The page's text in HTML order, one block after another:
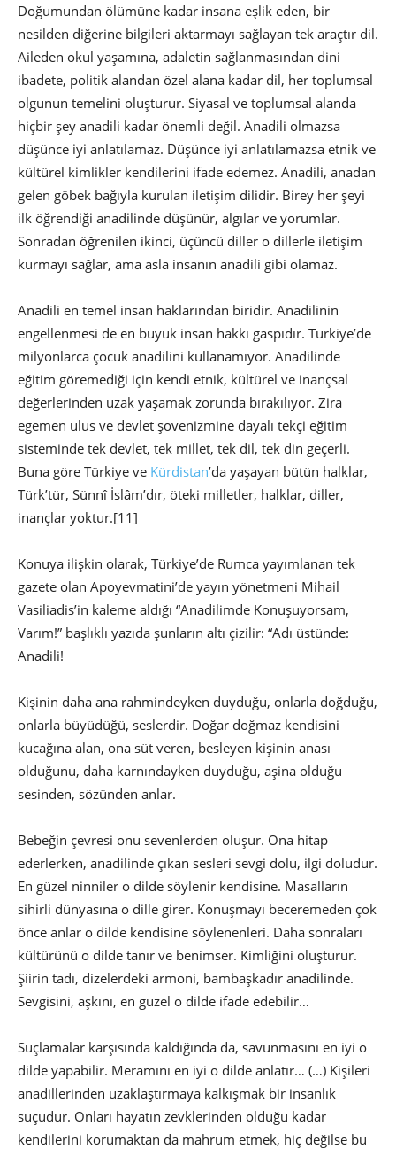
Doğumundan ölümüne kadar insana eşlik eden, bir
nesilden diğerine bilgileri aktarmayı sağlayan tek araçtır dil.
Aileden okul yaşamına, adaletin sağlanmasından dini
ibadete, politik alandan özel alana kadar dil, her toplumsal
olgunun temelini oluşturur. Siyasal ve toplumsal alanda
hiçbir şey anadili kadar önemli değil. Anadili olmazsa
düşünce iyi anlatılamaz. Düşünce iyi anlatılamazsa etnik ve
kültürel kimlikler kendilerini ifade edemez. Anadili, anadan
gelen göbek bağıyla kurulan iletişim dilidir. Birey her şeyi
ilk öğrendiği anadilinde düşünür, algılar ve yorumlar.
Sonradan öğrenilen ikinci, üçüncü diller o dillerle iletişim
kurmayı sağlar, ama asla insanın anadili gibi olamaz.
Anadili en temel insan haklarından biridir. Anadilinin
engellenmesi de en büyük insan hakkı gaspıdır. Türkiye’de
milyonlarca çocuk anadilini kullanamıyor. Anadilinde
eğitim göremediği için kendi etnik, kültürel ve inançsal
değerlerinden uzak yaşamak zorunda bırakılıyor. Zira
egemen ulus ve devlet şovenizmine dayalı tekçi eğitim
sisteminde tek devlet, tek millet, tek dil, tek din geçerli.
Buna göre Türkiye ve Kürdistan’da yaşayan bütün halklar,
Türk’tür, Sünnî İslâm’dır, öteki milletler, halklar, diller,
inançlar yoktur.[11]
Konuya ilişkin olarak, Türkiye’de Rumca yayımlanan tek
gazete olan Apoyevmatini’de yayın yönetmeni Mihail
Vasiliadis’in kaleme aldığı “Anadilimde Konuşuyorsam,
Varım!” başlıklı yazıda şunların altı çizilir: “Adı üstünde:
Anadili!
Kişinin daha ana rahmindeyken duyduğu, onlarla doğduğu,
onlarla büyüdüğü, seslerdir. Doğar doğmaz kendisini
kucağına alan, ona süt veren, besleyen kişinin anası
olduğunu, daha karnındayken duyduğu, aşina olduğu
sesinden, sözünden anlar.
Bebeğin çevresi onu sevenlerden oluşur. Ona hitap
ederlerken, anadilinde çıkan sesleri sevgi dolu, ilgi doludur.
En güzel ninniler o dilde söylenir kendisine. Masalların
sihirli dünyasına o dille girer. Konuşmayı beceremeden çok
önce anlar o dilde kendisine söylenenleri. Daha sonraları
kültürünü o dilde tanır ve benimser. Kimliğini oluşturur.
Şiirin tadı, dizelerdeki armoni, bambaşkadır anadilinde.
Sevgisini, aşkını, en güzel o dilde ifade edebilir…
Suçlamalar karşısında kaldığında da, savunmasını en iyi o
dilde yapabilir. Meramını en iyi o dilde anlatır… (…) Kişileri
anadillerinden uzaklaştırmaya kalkışmak bir insanlık
suçudur. Onları hayatın zevklerinden olduğu kadar
kendilerini korumaktan da mahrum etmek, hiç değilse bu